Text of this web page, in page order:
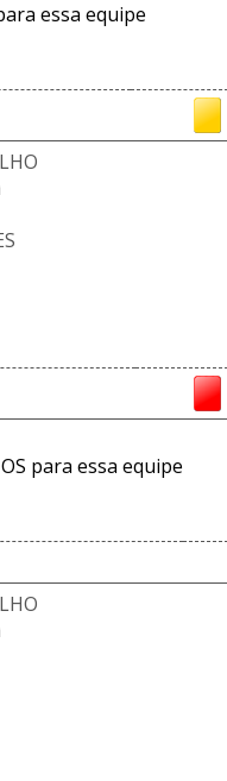
essa equipe
para essa equipe